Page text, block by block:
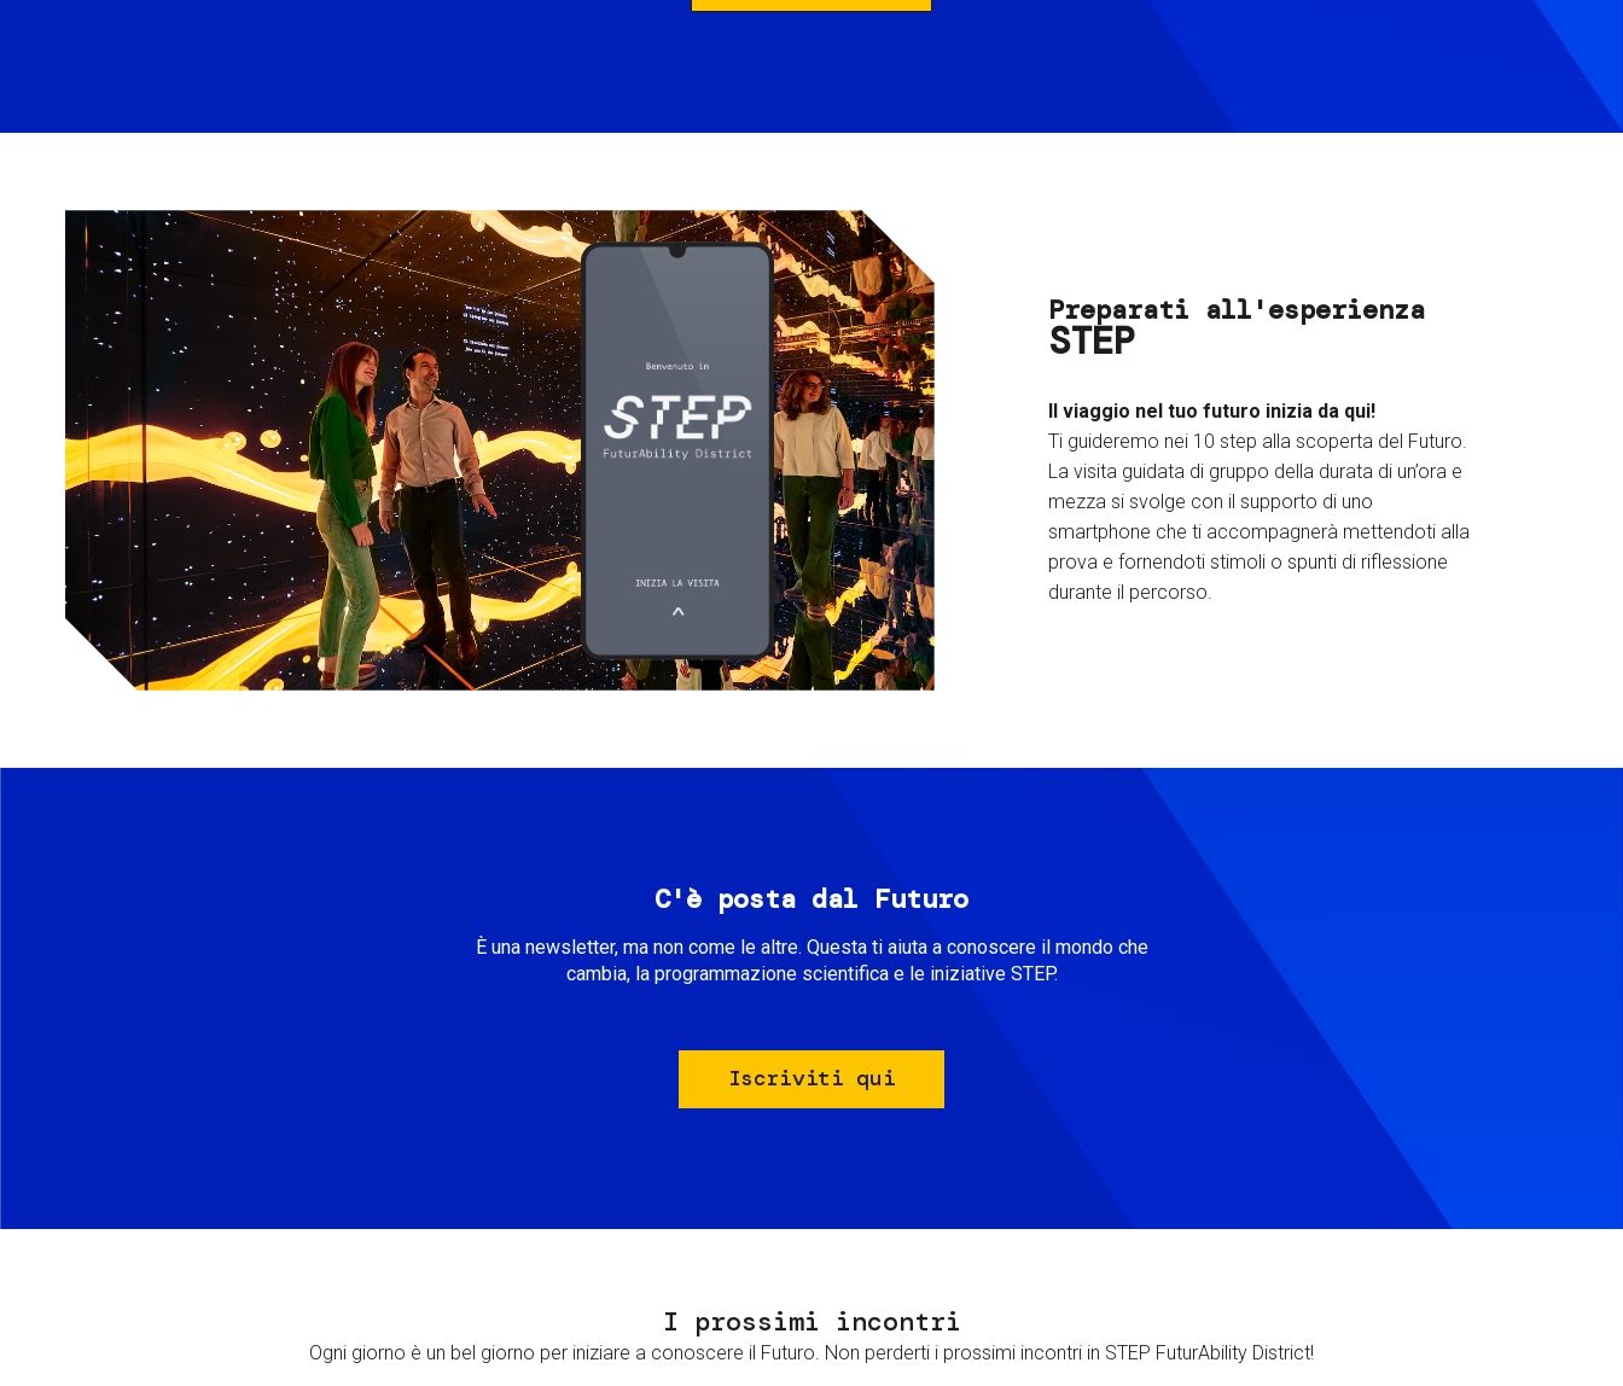
Preparati all'esperienza
STEP
Il viaggio nel tuo futuro inizia da qui!
Ti guideremo nei 10 step alla scoperta del Futuro.
La visita guidata di gruppo della durata di un’ora e
mezza si svolge con il supporto di uno
smartphone che ti accompagnerà mettendoti alla
prova e fornendoti stimoli o spunti di riflessione
durante il percorso.
C'è posta dal Futuro
È una newsletter, ma non come le altre. Questa ti aiuta a conoscere il mondo che
cambia, la programmazione scientifica e le iniziative STEP.
Iscriviti qui
I prossimi incontri
Ogni giorno è un bel giorno per iniziare a conoscere il Futuro. Non perderti i prossimi incontri in STEP FuturAbility District!